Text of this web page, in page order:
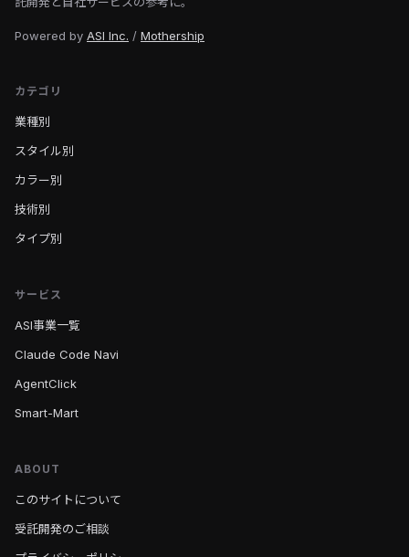
Powered by ASI Inc. / Mothership
カテゴリ
業種別
スタイル別
カラー別
技術別
タイプ別
サービス
ASI事業一覧
Claude Code Navi
AgentClick
Smart-Mart
ABOUT
このサイトについて
受託開発のご相談